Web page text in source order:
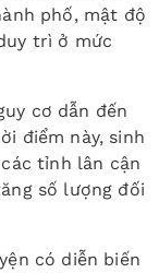
phố, mật độ
trì ở mức
cơ dẫn đến
điểm này, sinh
tỉnh lân cận
số lượng đối
có diễn biến